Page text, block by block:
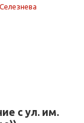
с ул. им.